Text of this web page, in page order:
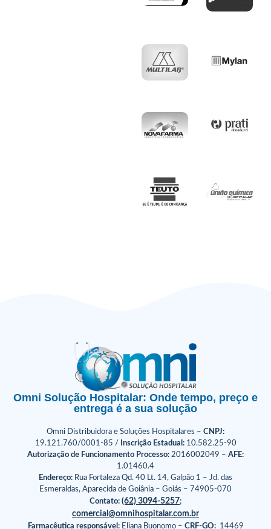
Omni Solução Hospitalar: Onde tempo, preço e
entrega é a sua solução
Omni Distribuidora e Soluções Hospitalares – CNPJ:
19.121.760/0001-85 /
Inscrição Estadual:10.582.25-90
Autorização de Funcionamento Processo: 2016002049 – AFE:
1.01460.4
Endereço: Rua Fortaleza Qd. 40 Lt. 14, Galpão 1 – Jd. das
Esmeraldas, Aparecida de Goiânia – Goiás – 74905-070
Contato: (62) 3094-5257;
comercial@omnihospitalar.com.br
Farmacêutica responsável:Eliana Buonomo – CRF-GO:14469